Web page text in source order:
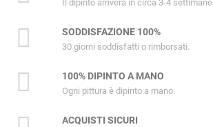
Il dipinto arriverà in circa 3-4
SODDISFAZIONE 100%
30 giorni soddisfatti o rimborsati.
100% DIPINTO A MANO
Ogni pittura è dipinto a mano.
ACQUISTI SICURI